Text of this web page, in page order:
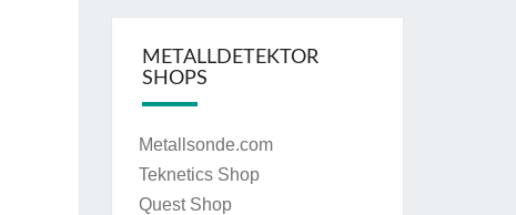
METALLDETEKTOR
SHOPS
Metallsonde.com
Teknetics Shop
Quest Shop